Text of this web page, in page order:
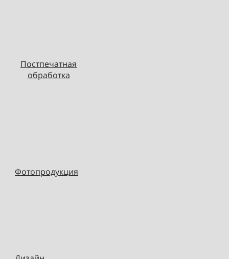
Постпечатная
обработка
Фотопродукция